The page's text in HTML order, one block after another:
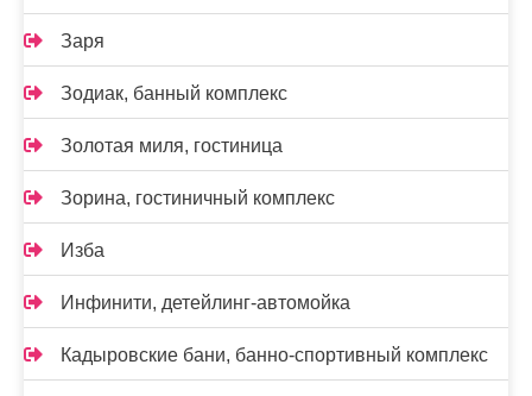
Заря
Зодиак, банный комплекс
Золотая миля, гостиница
Зорина, гостиничный комплекс
Изба
Инфинити, детейлинг-автомойка
Кадыровские бани, банно-спортивный комплекс